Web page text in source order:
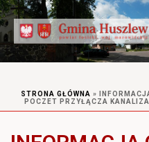
STRONA GŁÓWNA »
POCZET PRZYŁĄCZA